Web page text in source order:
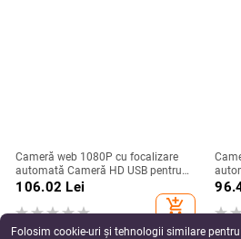
Cameră web 1080P cu focalizare
automată Cameră HD USB pentru
computer Microfon încorporat
pentru studiul online Transmisie în
direct Conferință de apeluri video
106.02 Lei
add_shopping_cart
Folosim cookie-uri și tehnologii similare